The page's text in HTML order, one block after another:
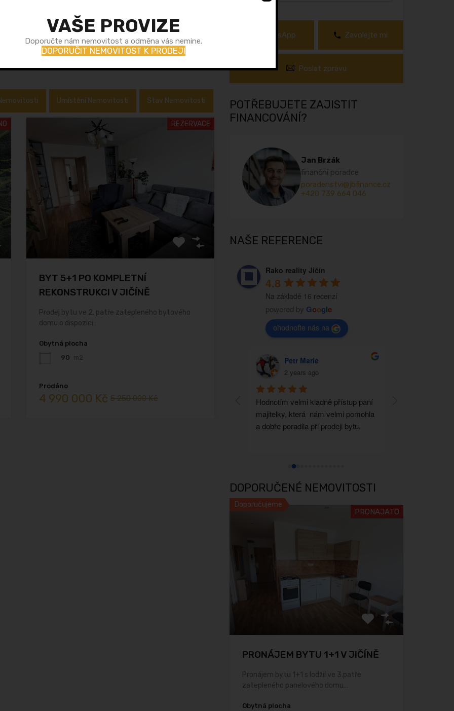
Umístění Nemovitosti Stav Nemovitosti
REZERVACE
BYT 5+1 PO KOMPLETNÍ
REKONSTRUKCI V JIČÍNĚ
Prodej bytu ve 2. patře zatepleného bytového
domu o dispozici…
Obytná plocha
90 m2
Prodáno
4 990 000 Kč 5 250 000 Kč
WhatsApp Zavolejte mi
Poslat zprávu
POTŘEBUJETE ZAJISTIT
FINANCOVÁNÍ?
Jan Brzák
finanční poradce
poradenstvi@jbfinance.cz
+420 739 664 046
NAŠE REFERENCE
Rako reality Jičín
4.8
Na základě 16 recenzí
powered by Google
ohodnoťte nás na
Před pár lety jsem kupoval byt v
Petr Marie
2 years ago
Hodnotím velmi kladně přístup paní
majitelky, která  nám velmi pomohla
a dobře poradila při prodeji bytu.
DOPORUČENÉ NEMOVITOSTI
Doporučujeme
PRONAJATO
PRONÁJEM BYTU 1+1 V JIČÍNĚ
Pronájem bytu 1+1 s lodžií ve 3.patře
zatepleného panelového domu…
Obytná plocha
VAŠE PROVIZE
Doporučte nám nemovitost a odměna vás nemine.
DOPORUČIT NEMOVITOST K PRODEJI